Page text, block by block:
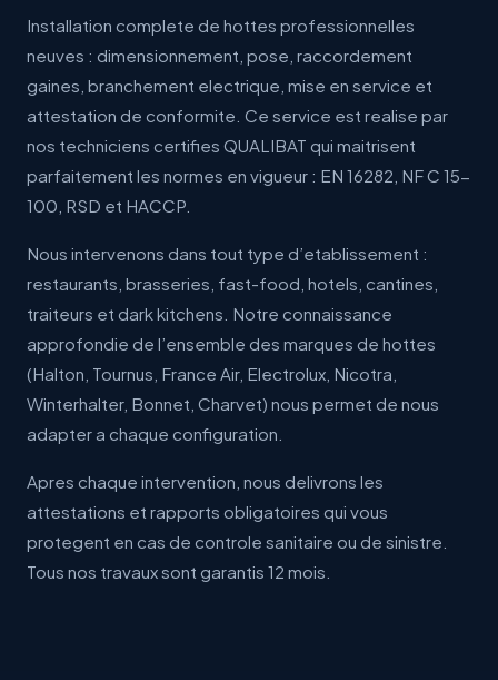
Installation complete de hottes professionnelles
neuves : dimensionnement, pose, raccordement
gaines, branchement electrique, mise en service et
attestation de conformite. Ce service est realise par
nos techniciens certifies QUALIBAT qui maitrisent
parfaitement les normes en vigueur : EN 16282, NF C 15-
100, RSD et HACCP.
Nous intervenons dans tout type d’etablissement :
restaurants, brasseries, fast-food, hotels, cantines,
traiteurs et dark kitchens. Notre connaissance
approfondie de l’ensemble des marques de hottes
(Halton, Tournus, France Air, Electrolux, Nicotra,
Winterhalter, Bonnet, Charvet) nous permet de nous
adapter a chaque configuration.
Apres chaque intervention, nous delivrons les
attestations et rapports obligatoires qui vous
protegent en cas de controle sanitaire ou de sinistre.
Tous nos travaux sont garantis 12 mois.